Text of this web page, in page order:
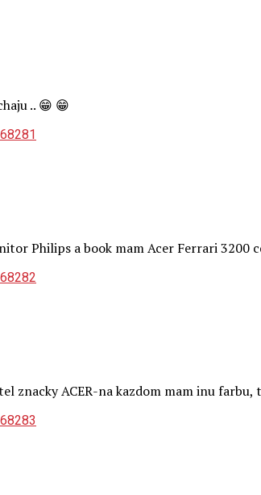
.. 😁 😁
Philips a book mam Acer Ferrari
znacky ACER-na kazdom mam inu farbu,